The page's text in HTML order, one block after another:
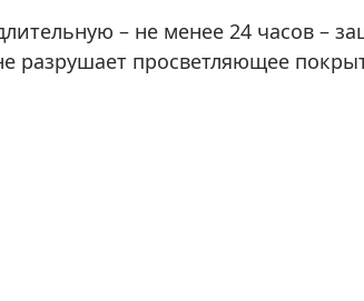
– не менее 24 часов –
разрушает просветляющее